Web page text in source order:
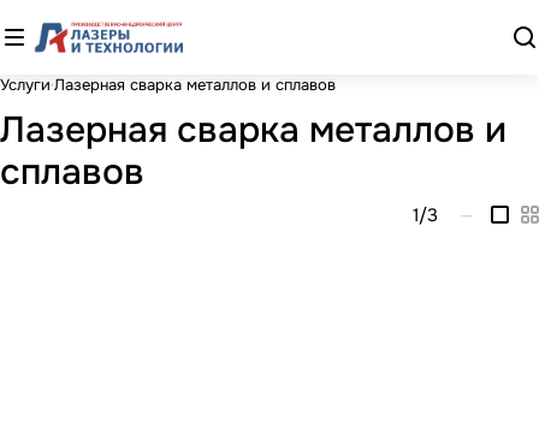
Услуги Лазерная сварка металлов и сплавов
Лазерная сварка металлов и
сплавов
1/3 —